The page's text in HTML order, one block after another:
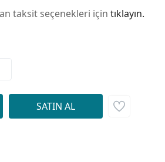
taksit seçenekleri için tıklayın.